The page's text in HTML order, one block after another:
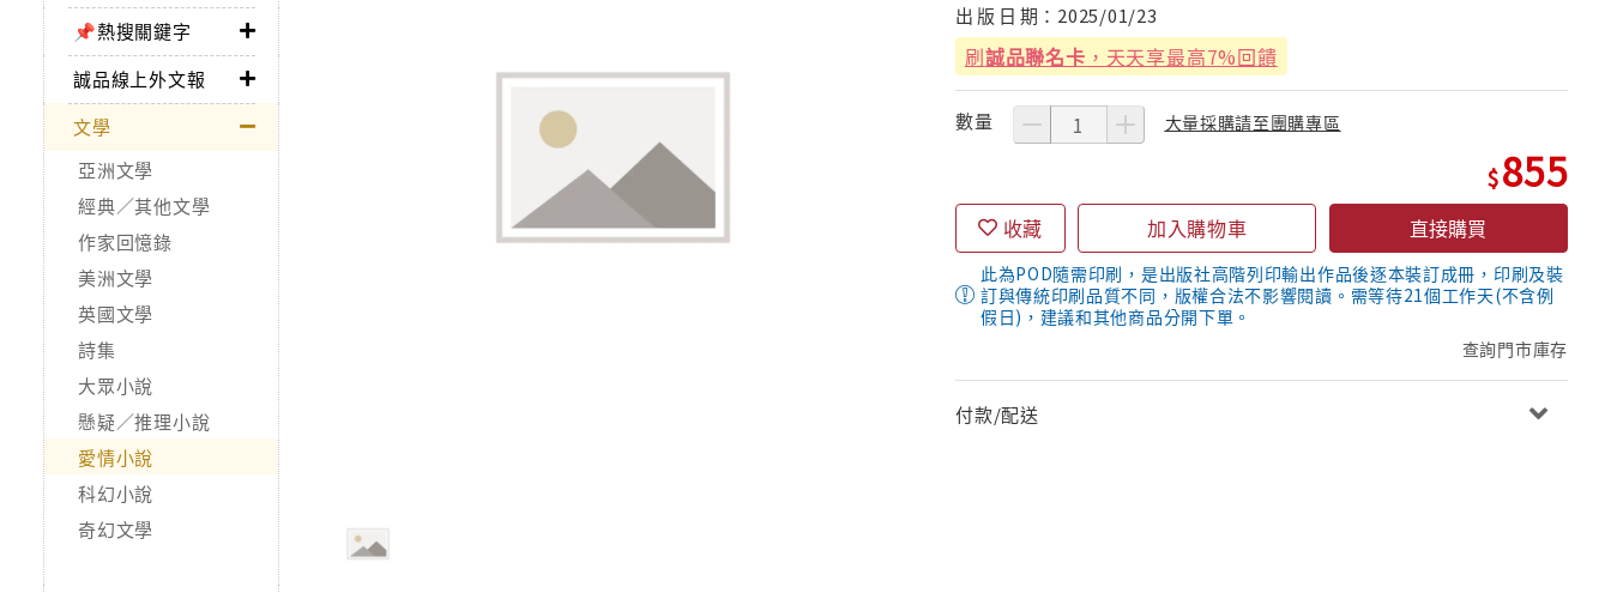
📌熱搜關鍵字
誠品線上外文報
文學
亞洲文學
經典／其他文學
作家回憶錄
美洲文學
英國文學
詩集
大眾小說
懸疑／推理小說
愛情小說
科幻小說
奇幻文學
出 版 日 期： 2025/01/23
刷誠品聯名卡 ，天天享最高7%回饋
數量 大量採購請至團購專區
855
收藏 加入購物車 直接購買
此為POD隨需印刷，是出版社高階列印輸出作品後逐本裝訂成冊，印刷及裝
訂與傳統印刷品質不同，版權合法不影響閱讀。需等待21個工作天(不含例
假日)，建議和其他商品分開下單。
查詢門市庫存
付款/配送